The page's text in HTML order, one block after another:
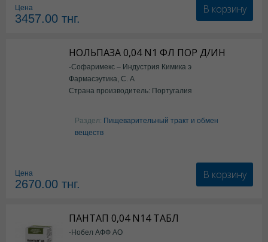
Цена
3457.00 тнг.
В корзину
НОЛЬПАЗА 0,04 N1 ФЛ ПОР Д/ИН
-Софаримекс – Индустрия Кимика э
Фармасэутика, С. А
Страна производитель: Португалия
Раздел: Пищеварительный тракт и обмен
веществ
Цена
2670.00 тнг.
В корзину
ПАНТАП 0,04 N14 ТАБЛ
-Нобел АФФ АО